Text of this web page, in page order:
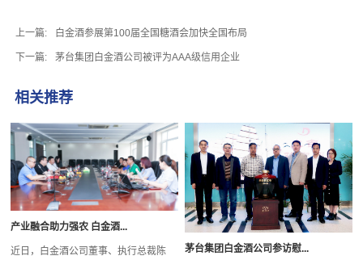
上一篇: 白金酒参展第100届全国糖酒会加快全国布局
下一篇: 茅台集团白金酒公司被评为AAA级信用企业
相关推荐
产业融合助力强农 白金酒...
近日，白金酒公司董事、执行总裁陈
茅台集团白金酒公司参访慰...